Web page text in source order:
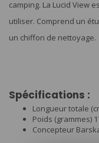
camping. La Lucid View
utiliser. Comprend un
un chiffon de nettoyage.
Spécifications :
Longueur totale
Poids (grammes)
Concepteur